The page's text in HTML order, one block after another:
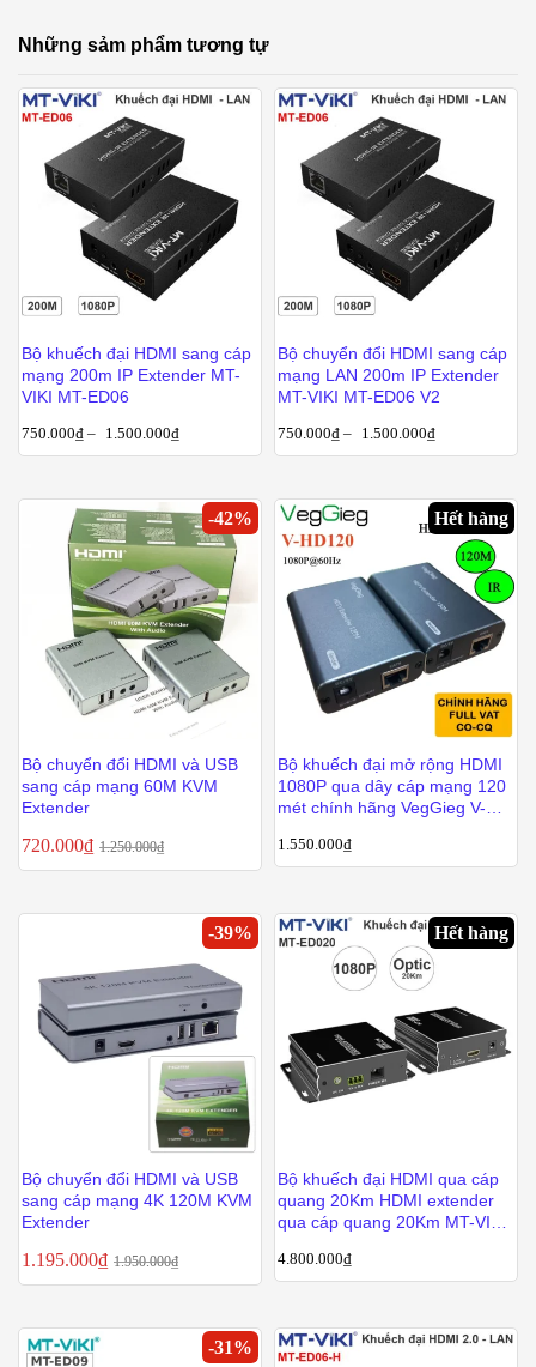
Những sảm phẩm tương tự
Bộ khuếch đại HDMI sang cáp
mạng 200m IP Extender MT-
VIKI MT-ED06
750.000₫ – 1.500.000₫
Bộ chuyển đổi HDMI sang cáp
mạng LAN 200m IP Extender
MT-VIKI MT-ED06 V2
750.000₫ – 1.500.000₫
-42%
Bộ chuyển đổi HDMI và USB
sang cáp mạng 60M KVM
Extender
720.000₫ 1.250.000₫
Hết hàng
Bộ khuếch đại mở rộng HDMI
1080P qua dây cáp mạng 120
mét chính hãng VegGieg V-
1.550.000₫
-39%
Bộ chuyển đổi HDMI và USB
sang cáp mạng 4K 120M KVM
Extender
1.195.000₫ 1.950.000₫
Hết hàng
Bộ khuếch đại HDMI qua cáp
quang 20Km HDMI extender
qua cáp quang 20Km MT-VIKI
4.800.000₫
-31%